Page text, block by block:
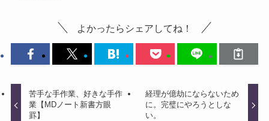
よかったらシェアしてね！
苦手な手作業、好きな手作
業【MDノート新書方眼
罫】
経理が億劫にならないため
に。完璧にやろうとしな
い。